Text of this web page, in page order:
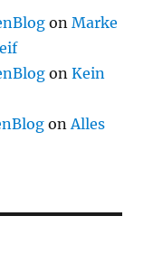
onMarke
onKein
onAlles